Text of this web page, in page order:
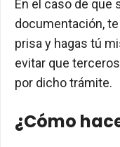
En el caso de que
documentación,
prisa y hagas tú
evitar que
por dicho trámite.
¿Cómo